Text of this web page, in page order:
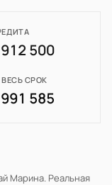
500
СРОК
585
Марина. Реальная